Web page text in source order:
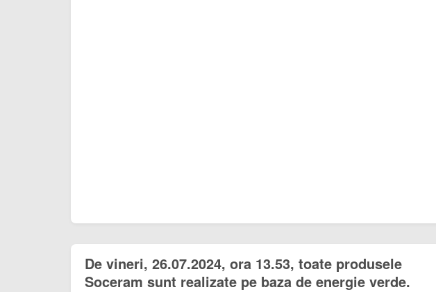
De vineri, 26.07.2024, ora 13.53, toate produsele
Soceram sunt realizate pe baza de energie verde.